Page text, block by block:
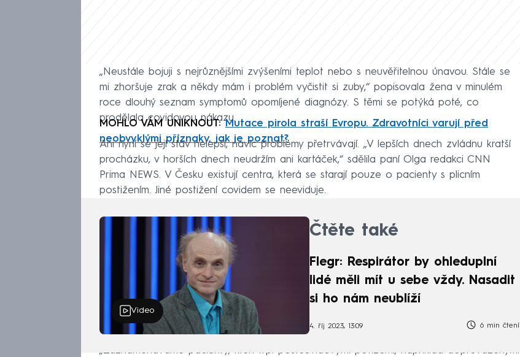
„Neustále bojuji s nejrůznějšími zvýšeními teplot nebo s neuvěřitelnou únavou. Stále se
mi zhoršuje zrak a někdy mám i problém vyčistit si zuby,“ popisovala žena v minulém
roce dlouhý seznam symptomů opomíjené diagnózy. S těmi se potýká poté, co
prodělala covidovou nákazu.
MOHLO VÁM UNIKNOUT:Mutace pirola straší Evropu. Zdravotníci varují před
neobvyklými příznaky, jak je poznat?
Ani nyní se její stav nelepší, navíc problémy přetrvávají. „V lepších dnech zvládnu kratší
procházku, v horších dnech neudržím ani kartáček,“ sdělila paní Olga redakci CNN
Prima NEWS. V Česku existují centra, která se starají pouze o pacienty s plicním
postižením. Jiné postižení covidem se neeviduje.
Video
Čtěte také
Flegr: Respirátor by ohleduplní
lidé měli mít u sebe vždy. Nasadit
si ho nám neublíží
4. říj 2023, 13:09 6 min čtení
„Zaznamenáváme pacienty, kteří trpí postcovidovými potížemi, například doprovázenými